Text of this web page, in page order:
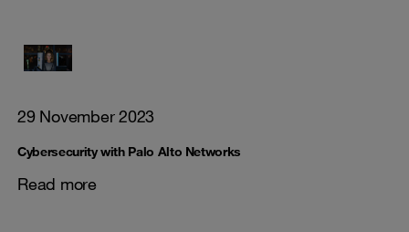
29 November 2023
Cybersecurity with Palo Alto Networks
Read more